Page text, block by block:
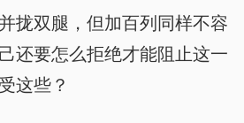
拢双腿，但加百列同样不容
还要怎么拒绝才能阻止这一
这些？